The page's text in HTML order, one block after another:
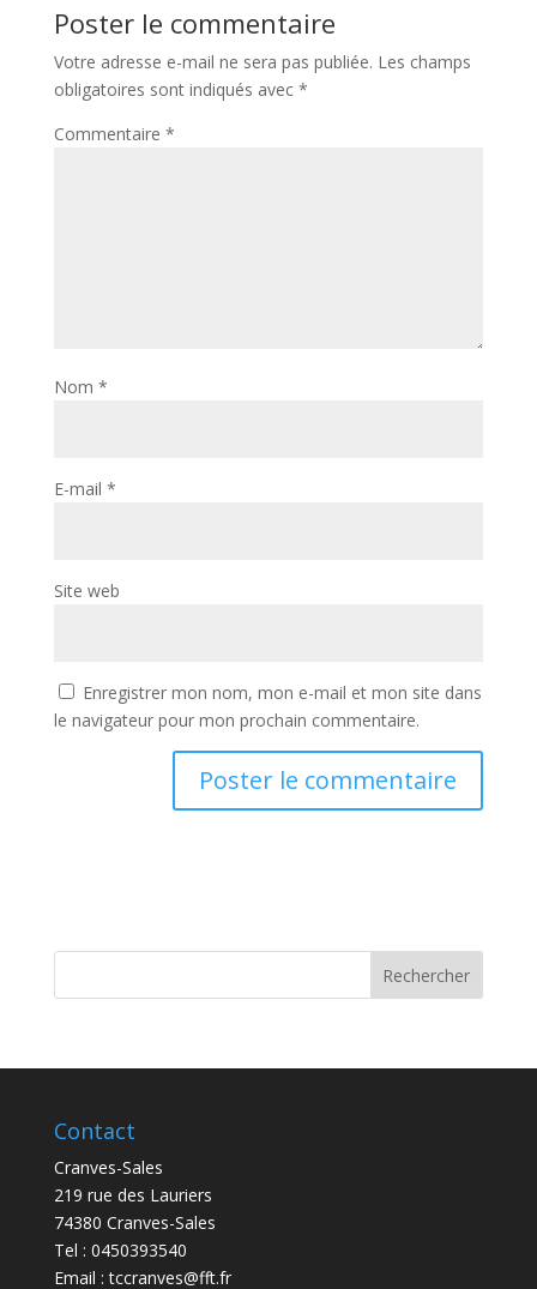
Poster le commentaire
Votre adresse e-mail ne sera pas publiée. Les champs
obligatoires sont indiqués avec *
Commentaire *
Nom *
E-mail *
Site web
Enregistrer mon nom, mon e-mail et mon site dans
le navigateur pour mon prochain commentaire.
Contact
Cranves-Sales
219 rue des Lauriers
74380 Cranves-Sales
Tel : 0450393540
Email :tccranves@fft.fr